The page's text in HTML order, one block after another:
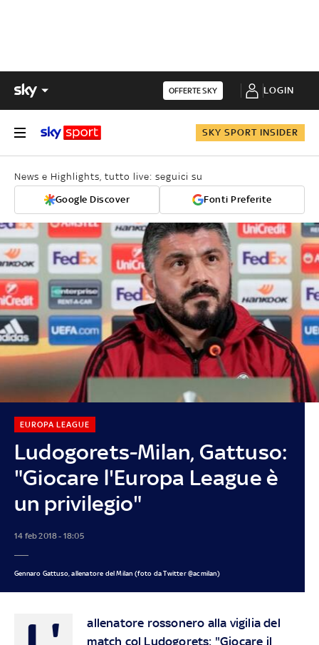
OFFERTE SKY LOGIN
SKY SPORT INSIDER
News e Highlights, tutto live: seguici su
Google Discover Fonti Preferite
Ludogorets-Milan, Gattuso:
"Giocare l'Europa League è
un privilegio"
EUROPA LEAGUE
14 feb 2018 - 18:05
Gennaro Gattuso, allenatore del Milan (foto da Twitter @acmilan)
allenatore rossonero alla vigilia del
match col Ludogorets: "Giocare il